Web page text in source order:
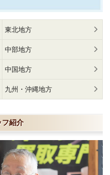
東北地方
中部地方
中国地方
九州・沖縄地方
フ紹介